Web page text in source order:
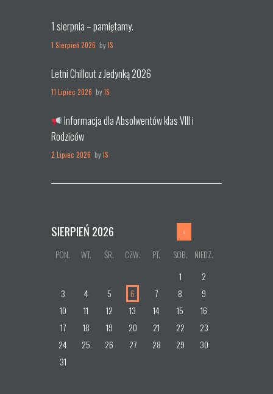
1 sierpnia – pamiętamy.
1 Sierpień 2026 byIS
Letni Chillout z Jedynką 2026
11 Lipiec 2026 byIS
Informacja dla Absolwentów klas VIII i
Rodziców
2 Lipiec 2026 byIS
SIERPIEŃ 2026
PON. WT. ŚR. CZW. PT. SOB. NIEDZ.
1
2
3
4 5 6 7 8
9
10
11 12 13 14 15
16
17
18 19 20 21 22
23
24
25 26 27 28 29
30
31